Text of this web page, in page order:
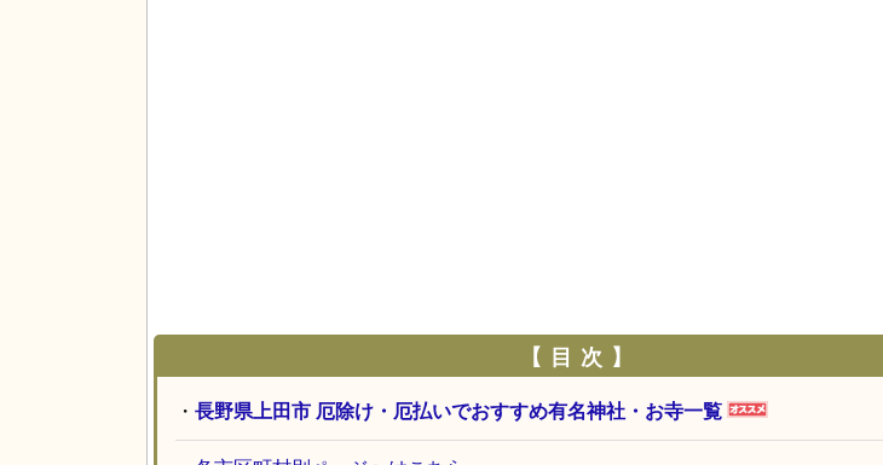
【 目 次 】
・ 長野県上田市 厄除け・厄払いでおすすめ有名神社・お寺一覧